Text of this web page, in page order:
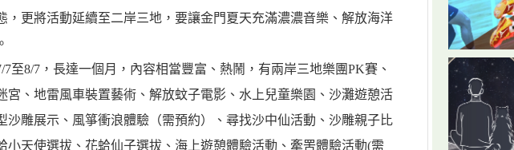
，更將活動延續至二岸三地，要讓金門夏天充滿濃濃音樂、解放海洋
7至8/7，長達一個月，內容相當豐富、熱鬧，有兩岸三地樂團PK賽、
宮、地雷風車裝置藝術、解放蚊子電影、水上兒童樂園、沙灘遊憩活
沙雕展示、風箏衝浪體驗（需預約）、尋找沙中仙活動、沙雕親子比
小天使選拔、花蛤仙子選拔、海上遊憩體驗活動、牽罟體驗活動(需